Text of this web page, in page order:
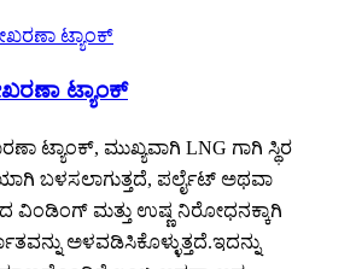
ಟ್ಯಾಂಕ್
ಟ್ಯಾಂಕ್, ಮುಖ್ಯವಾಗಿ LNG ಗಾಗಿ ಸ್ಥಿರ
ಬಳಸಲಾಗುತ್ತದೆ, ಪರ್ಲೈಟ್ ಅಥವಾ
ವಿಂಡಿಂಗ್ ಮತ್ತು ಉಷ್ಣ ನಿರೋಧನಕ್ಕಾಗಿ
ಅಳವಡಿಸಿಕೊಳ್ಳುತ್ತದೆ.ಇದನ್ನು